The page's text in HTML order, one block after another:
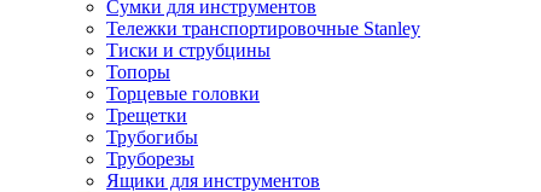
Сумки для инструментов
Тележки транспортировочные Stanley
Тиски и струбцины
Топоры
Торцевые головки
Трещетки
Трубогибы
Труборезы
Ящики для инструментов